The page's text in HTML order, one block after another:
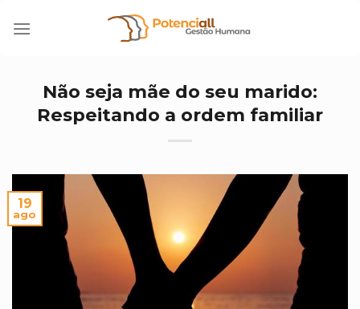
Não seja mãe do seu marido:
Respeitando a ordem familiar
19
ago